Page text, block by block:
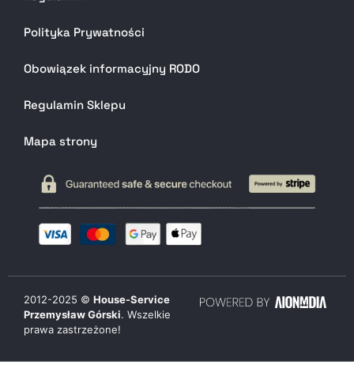
Polityka Prywatności
Obowiązek informacyjny RODO
Regulamin Sklepu
Mapa strony
2012-2025 © House-Service
Przemysław Górski. Wszelkie
prawa zastrzeżone!